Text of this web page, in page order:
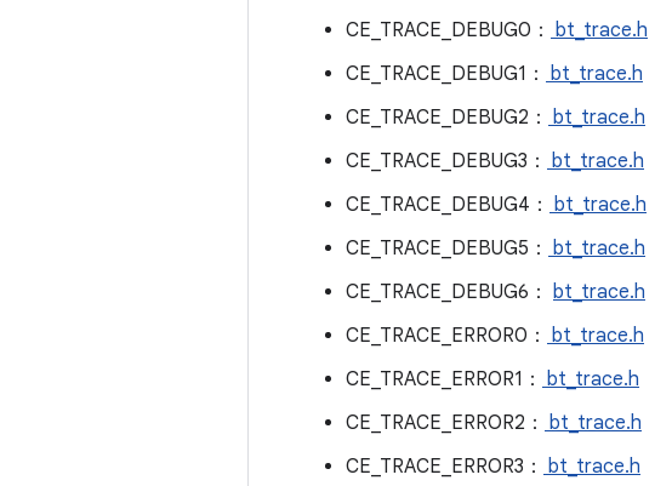
CE_TRACE_DEBUG0： bt_trace.h
CE_TRACE_DEBUG1： bt_trace.h
CE_TRACE_DEBUG2： bt_trace.h
CE_TRACE_DEBUG3： bt_trace.h
CE_TRACE_DEBUG4： bt_trace.h
CE_TRACE_DEBUG5： bt_trace.h
CE_TRACE_DEBUG6： bt_trace.h
CE_TRACE_ERROR0： bt_trace.h
CE_TRACE_ERROR1： bt_trace.h
CE_TRACE_ERROR2： bt_trace.h
CE_TRACE_ERROR3： bt_trace.h